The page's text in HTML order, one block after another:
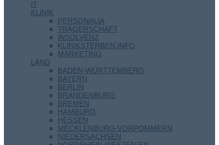
IT
KLINIK
PERSONALIA
TRÄGERSCHAFT
INSOLVENZ
KLINIKSTERBEN.INFO
MARKETING
LAND
BADEN-WÜRTTEMBERG
BAYERN
BERLIN
BRANDENBURG
BREMEN
HAMBURG
HESSEN
MECKLENBURG-VORPOMMERN
NIEDERSACHSEN